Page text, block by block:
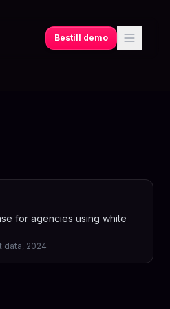
Bestill demo
for agencies using white
data, 2024